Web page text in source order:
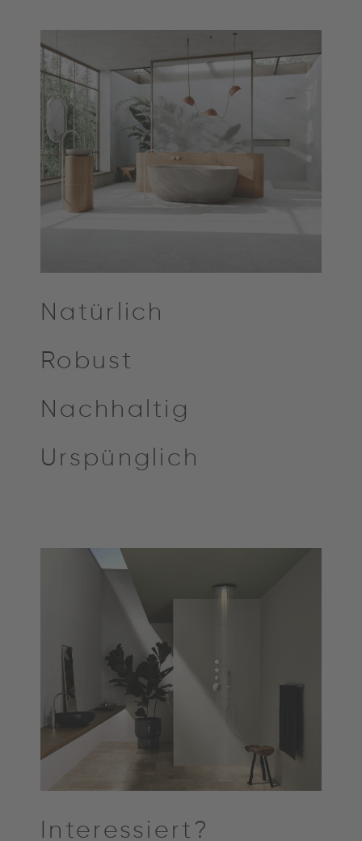
Natürlich
Robust
Nachhaltig
Urspünglich
Interessiert?